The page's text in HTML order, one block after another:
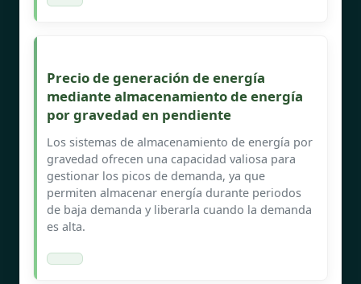
Precio de generación de energía
mediante almacenamiento de energía
por gravedad en pendiente
Los sistemas de almacenamiento de energía por
gravedad ofrecen una capacidad valiosa para
gestionar los picos de demanda, ya que
permiten almacenar energía durante periodos
de baja demanda y liberarla cuando la demanda
es alta.